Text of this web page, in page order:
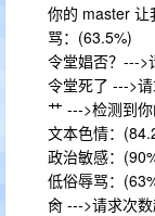
你的 master 让
骂：(63.5%)
令堂娼否？--->
令堂死了 --->
艹 --->检测到你
文本色情：
政治敏感：
低俗辱骂：
肏 --->请求次